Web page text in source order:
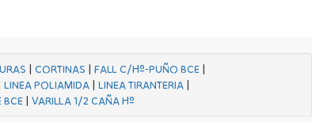
| CORTINAS | FALL C/Hº-PUÑO BCE|
LINEA POLIAMIDA |LINEA TIRANTERIA |
BCE| VARILLA 1/2 CAÑA Hº